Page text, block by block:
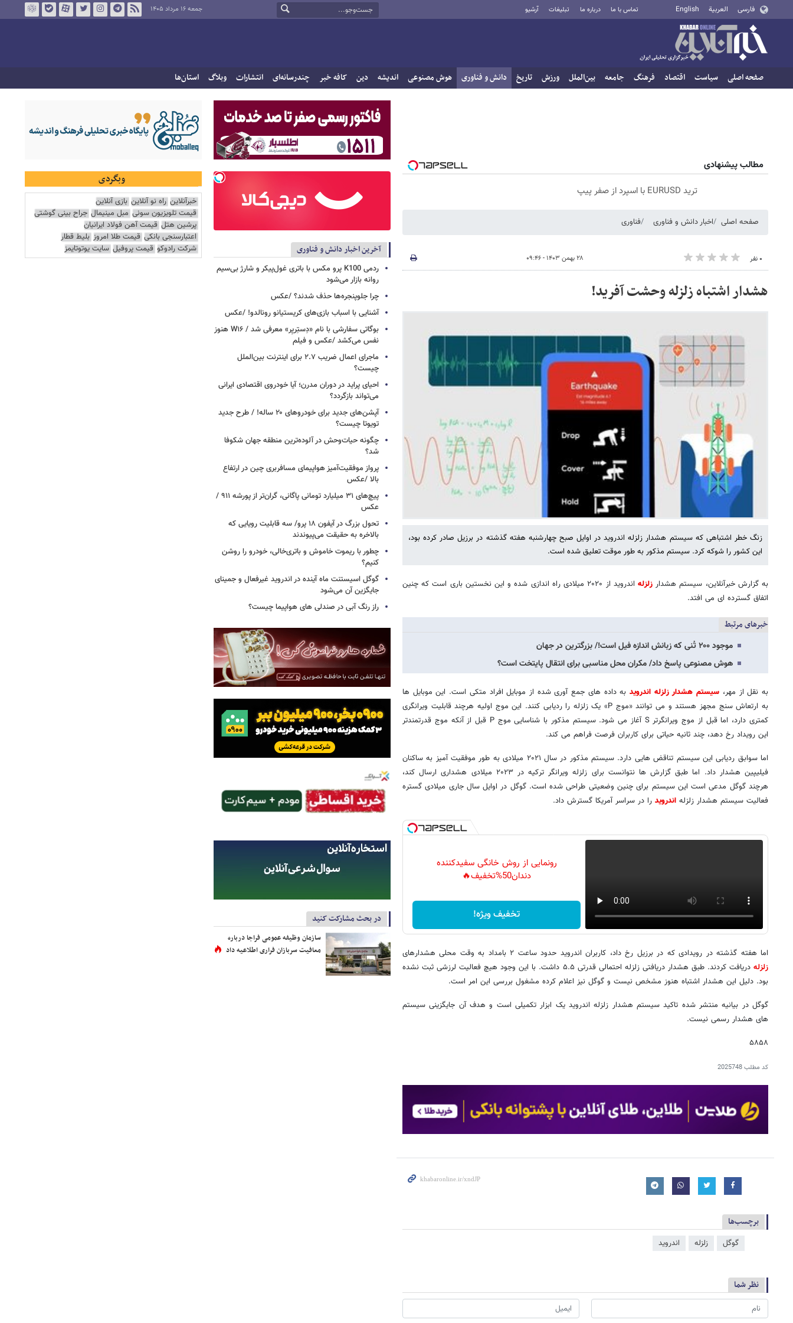
فارسی العربية English تماس با ما درباره ما تبلیغات آرشیو جمعه ۱۶ مرداد ۱۴۰۵
صفحه اصلی سیاست اقتصاد فرهنگ جامعه بین‌الملل ورزش تاریخ دانش و فناوری هوش مصنوعی اندیشه دین کافه خبر چندرسانه‌ای انتشارات وبلاگ استان‌ها
مطالب پیشنهادی
ترید EURUSD با اسپرد از صفر پیپ
صفحه اصلی اخبار دانش و فناوری فناوری
۰ نفر ۲۸ بهمن ۱۴۰۳ - ۰۹:۴۶
هشدار اشتباه زلزله وحشت آفرید!
زنگ خطر اشتباهی که سیستم هشدار زلزله اندروید در اوایل صبح چهارشنبه هفته گذشته در برزیل صادر کرده بود،
این کشور را شوکه کرد. سیستم مذکور به طور موقت تعلیق شده است.
به گزارش خبرآنلاین، سیستم هشدارزلزله
اندروید از ۲۰۲۰ میلادی راه اندازی شده و این نخستین باری است که چنین
اتفاق گسترده ای می افتد.
خبرهای مرتبط
موجود ۲۰۰ تُنی که زبانش اندازه فیل است!/ بزرگترین در جهان
هوش مصنوعی پاسخ داد/ مکران محل مناسبی برای انتقال پایتخت است؟
به نقل از مهر، سیستم هشدار زلزله اندروید به داده های جمع آوری شده از موبایل افراد متکی است. این موبایل ها
به ارتعاش سنج مجهز هستند و می توانند «موج P» یک زلزله را ردیابی کنند. این موج اولیه هرچند قابلیت ویرانگری
کمتری دارد، اما قبل از موج ویرانگرتر S آغاز می شود. سیستم مذکور با شناسایی موج P قبل از آنکه موج قدرتمندتر
این رویداد رخ دهد، چند ثانیه حیاتی برای کاربران فرصت فراهم می کند.
اما سوابق ردیابی این سیستم تناقض هایی دارد. سیستم مذکور در سال ۲۰۲۱ میلادی به طور موفقیت آمیز به ساکنان
فیلیپین هشدار داد. اما طبق گزارش ها نتوانست برای زلزله ویرانگر ترکیه در ۲۰۲۳ میلادی هشداری ارسال کند،
هرچند گوگل مدعی است این سیستم برای چنین وضعیتی طراحی شده است. گوگل در اوایل سال جاری میلادی گستره
فعالیت سیستم هشدار زلزله اندروید را در سراسر آمریکا گسترش داد.
رونمایی از روش خانگی سفیدکننده
دندان50%تخفیف🔥
تخفیف ویژه!
اما هفته گذشته در رویدادی که در برزیل رخ داد، کاربران اندروید حدود ساعت ۲ بامداد به وقت محلی هشدارهای
زلزله
دریافت کردند. طبق هشدار دریافتی زلزله احتمالی قدرتی ۵.۵ داشت. با این وجود هیچ فعالیت لرزشی ثبت نشده
بود. دلیل این هشدار اشتباه هنوز مشخص نیست و گوگل نیز اعلام کرده مشغول بررسی این امر است.
گوگل در بیانیه منتشر شده تاکید سیستم هشدار زلزله اندروید یک ابزار تکمیلی است و هدف آن جایگزینی سیستم
های هشدار رسمی نیست.
۵۸۵۸
کد مطلب2025748
برچسب‌ها
گوگل زلزله اندروید
نظر شما
آخرین اخبار دانش و فناوری
ردمی K100 پرو مکس با باتری غول‌پیکر و شارژ بی‌سیم
روانه بازار می‌شود
چرا جلوپنجره‌ها حذف شدند؟ /عکس
آشنایی با اسباب‌ بازی‌های کریستیانو رونالدو! /عکس
بوگاتی سفارشی با نام «دِستِریِر» معرفی شد / W۱۶ هنوز
نفس می‌کشد /عکس و فیلم
ماجرای اعمال ضریب ۲.۷ برای اینترنت بین‌الملل
چیست؟
احیای پراید در دوران مدرن؛ آیا خودروی اقتصادی ایرانی
می‌تواند بازگردد؟
آپشن‌های جدید برای خودروهای ۲۰ ساله! / طرح جدید
تویوتا چیست؟
چگونه حیات‌وحش در آلوده‌ترین منطقه جهان شکوفا
شد؟
پرواز موفقیت‌آمیز هواپیمای مسافربری چین در ارتفاع
بالا /عکس
پیچ‌های ۳۱ میلیارد تومانی پاگانی، گران‌تر از پورشه ۹۱۱ /
عکس
تحول بزرگ در آیفون ۱۸ پرو/ سه قابلیت رویایی که
بالاخره به حقیقت می‌پیوندند
چطور با ریموت خاموش و باتری‌خالی، خودرو را روشن
کنیم؟
گوگل اسیستنت ماه آینده در اندروید غیرفعال و جمینای
جایگزین آن می‌شود
راز رنگ آبی در صندلی های هواپیما چیست؟
در بحث مشارکت کنید
سازمان وظیفه عمومی فراجا درباره
معافیت سربازان فراری اطلاعیه داد
وبگردی
خبرآنلاین راه نو آنلاین بازی آنلاین
قیمت تلویزیون سونی مبل مینیمال جراح بینی گوشتی
پرشین هتل قیمت آهن فولاد ایرانیان
اعتبارسنجی بانکی قیمت طلا امروز بلیط قطار
شرکت رادوکو قیمت پروفیل سایت یوتوتایمز